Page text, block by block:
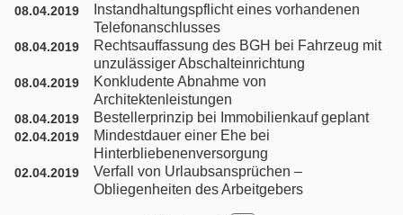
Presserecht
Schadensersatzrecht
Scheidungsrecht
Türkisches Handelsrecht
08.04.2019
Instandhaltungspflicht eines vorhandenen
Telefonanschlusses
08.04.2019
Rechtsauffassung des BGH bei Fahrzeug mit
unzulässiger Abschalteinrichtung
08.04.2019
Konkludente Abnahme von
Architektenleistungen
08.04.2019 Bestellerprinzip bei Immobilienkauf geplant
02.04.2019
Mindestdauer einer Ehe bei
Hinterbliebenenversorgung
02.04.2019
Verfall von Urlaubsansprüchen –
Obliegenheiten des Arbeitgebers